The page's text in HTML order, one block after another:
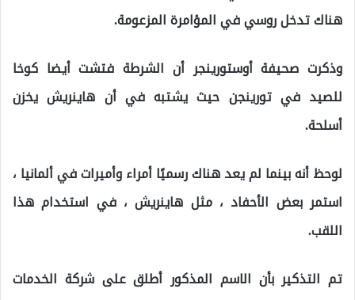
هناك تدخل روسي في المؤامرة المزعومة.
وذكرت صحيفة أوستورينجر أن الشرطة فتشت أيضا كوخا
للصيد في تورينجن حيث يشتبه في أن هاينريش يخزن
أسلحة.
لوحظ أنه بينما لم يعد هناك رسميًا أمراء وأميرات في ألمانيا ،
استمر بعض الأحفاد ، مثل هاينريش ، في استخدام هذا
اللقب.
تم التذكير بأن الاسم المذكور أطلق على شركة الخدمات